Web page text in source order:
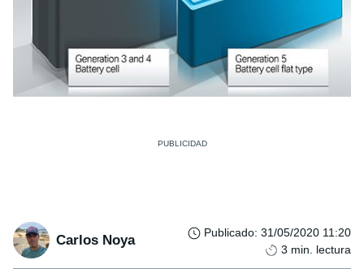
Carlos Noya Publicado: 31/05/2020 11:20
3 min. lectura